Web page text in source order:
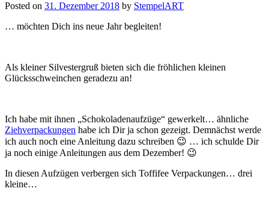
Posted on 31. Dezember 2018 by StempelART
… möchten Dich ins neue Jahr begleiten!
Als kleiner Silvestergruß bieten sich die fröhlichen kleinen
Glücksschweinchen geradezu an!
Ich habe mit ihnen „Schokoladenaufzüge“ gewerkelt… ähnliche
Ziehverpackungen habe ich Dir ja schon gezeigt. Demnächst werde
ich auch noch eine Anleitung dazu schreiben 😉 … ich schulde Dir
ja noch einige Anleitungen aus dem Dezember! 😉
In diesen Aufzügen verbergen sich Toffifee Verpackungen… drei
kleine…